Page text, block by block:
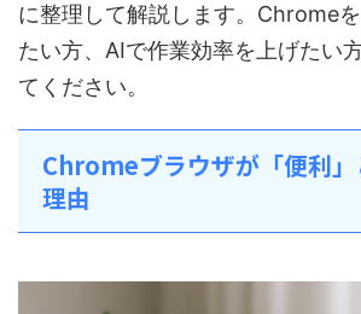
に整理して解説します。Chrome
たい方、AIで作業効率を上げたい
てください。
Chromeブラウザが「便利」
理由